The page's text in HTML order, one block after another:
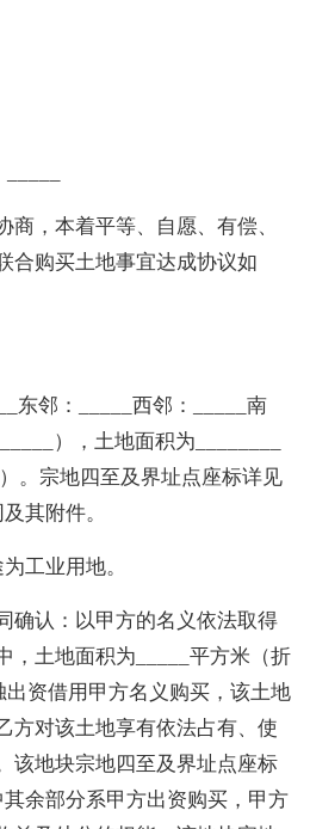
商，本着平等、自愿、有偿、
合购买土地事宜达成协议如
东邻：_____西邻：_____南
），土地面积为________
。宗地四至及界址点座标详见
其附件。
工业用地。
确认：以甲方的名义依法取得
，土地面积为_____平方米（折
出资借用甲方名义购买，该土地
方对该土地享有依法占有、使
该地块宗地四至及界址点座标
余部分系甲方出资购买，甲方